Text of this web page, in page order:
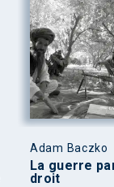
Adam Baczko
La guerre
droit